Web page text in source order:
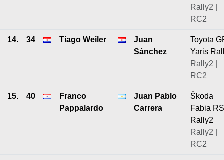
Rally2 |
RC2
14. 34 Tiago Weiler
Juan
Sánchez
Toyota
Yaris
Rally2 |
RC2
15. 40
Franco
Pappalardo
Juan Pablo
Carrera
Škoda
Fabia RS
Rally2
Rally2 |
RC2